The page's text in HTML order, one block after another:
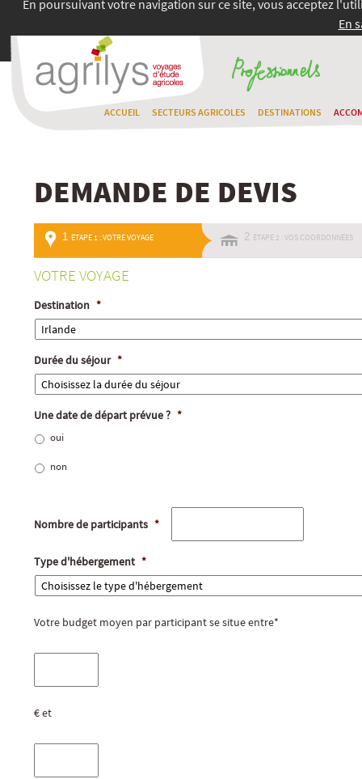
En poursuivant votre navigation sur ce site, vous acceptez
En
ACCUEIL SECTEURS AGRICOLES DESTINATIONS
DEMANDE DE DEVIS
1 ÉTAPE 1 : VOTRE VOYAGE 2 ÉTAPE 2 : VOS COORDONNÉES
VOTRE VOYAGE
Destination *
Durée du séjour *
Une date de départ prévue ? *
oui
non
Nombre de participants *
Type d'hébergement *
Votre budget moyen par participant se situe entre*
€ et